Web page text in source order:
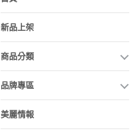
新品上架
商品分類
品牌專區
美麗情報